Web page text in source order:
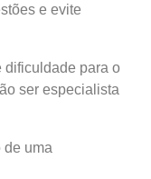
e evite
dificuldade para o
ser especialista
de uma